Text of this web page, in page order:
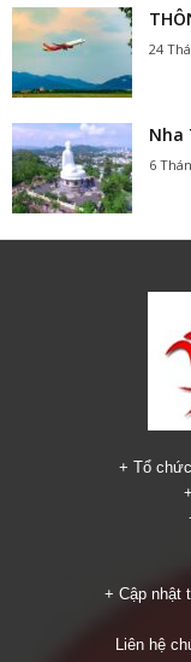
24
Nha
6
+ Tổ
+ Cập nhật
Liên hệ